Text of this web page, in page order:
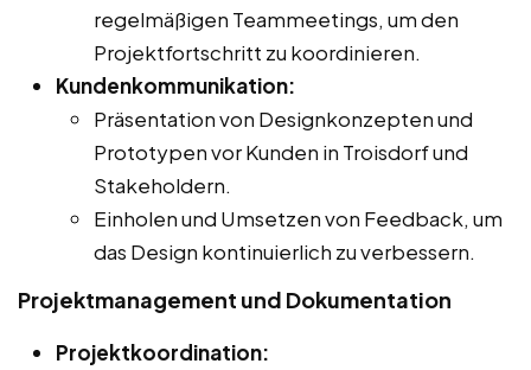
regelmäßigen Teammeetings, um den
Projektfortschritt zu koordinieren.
Kundenkommunikation:
Präsentation von Designkonzepten und
Prototypen vor Kunden in Troisdorf und
Stakeholdern.
Einholen und Umsetzen von Feedback, um
das Design kontinuierlich zu verbessern.
Projektmanagement und Dokumentation
Projektkoordination: